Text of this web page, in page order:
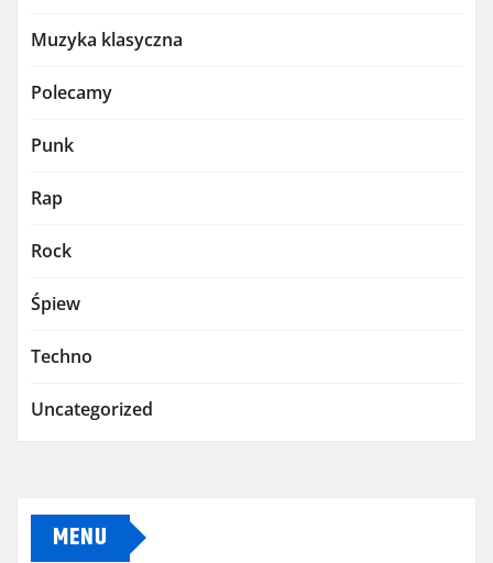
Muzyka klasyczna
Polecamy
Punk
Rap
Rock
Śpiew
Techno
Uncategorized
MENU